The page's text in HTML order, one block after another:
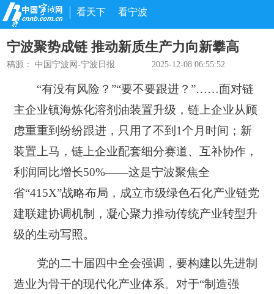
看天下 看宁波
宁波聚势成链 推动新质生产力向新攀高
稿源：中国宁波网-宁波日报 2025-12-08 06:55:52
“有没有风险？”“要不要跟进？”……面对链
主企业镇海炼化溶剂油装置升级，链上企业从顾
虑重重到纷纷跟进，只用了不到1个月时间；新
装置上马，链上企业配套细分赛道、互补协作，
利润同比增长50%——这是宁波聚焦全
省“415X”战略布局，成立市级绿色石化产业链党
建联建协调机制，凝心聚力推动传统产业转型升
级的生动写照。
党的二十届四中全会强调，要构建以先进制
造业为骨干的现代化产业体系。对于“制造强